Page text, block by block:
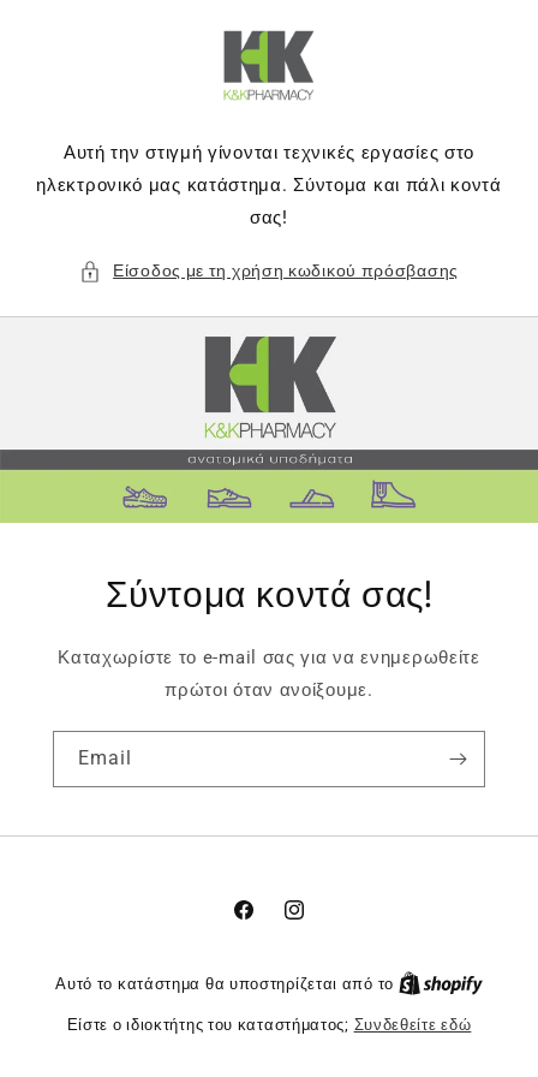
Αυτή την στιγμή γίνονται τεχνικές εργασίες στο
ηλεκτρονικό μας κατάστημα. Σύντομα και πάλι κοντά
σας!
Είσοδος με τη χρήση κωδικού πρόσβασης
Σύντομα κοντά σας!
Καταχωρίστε το e-mail σας για να ενημερωθείτε
πρώτοι όταν ανοίξουμε.
Email
FacebookInstagram
Αυτό το κατάστημα θα υποστηρίζεται από το
Είστε ο ιδιοκτήτης του καταστήματος; Συνδεθείτε εδώ